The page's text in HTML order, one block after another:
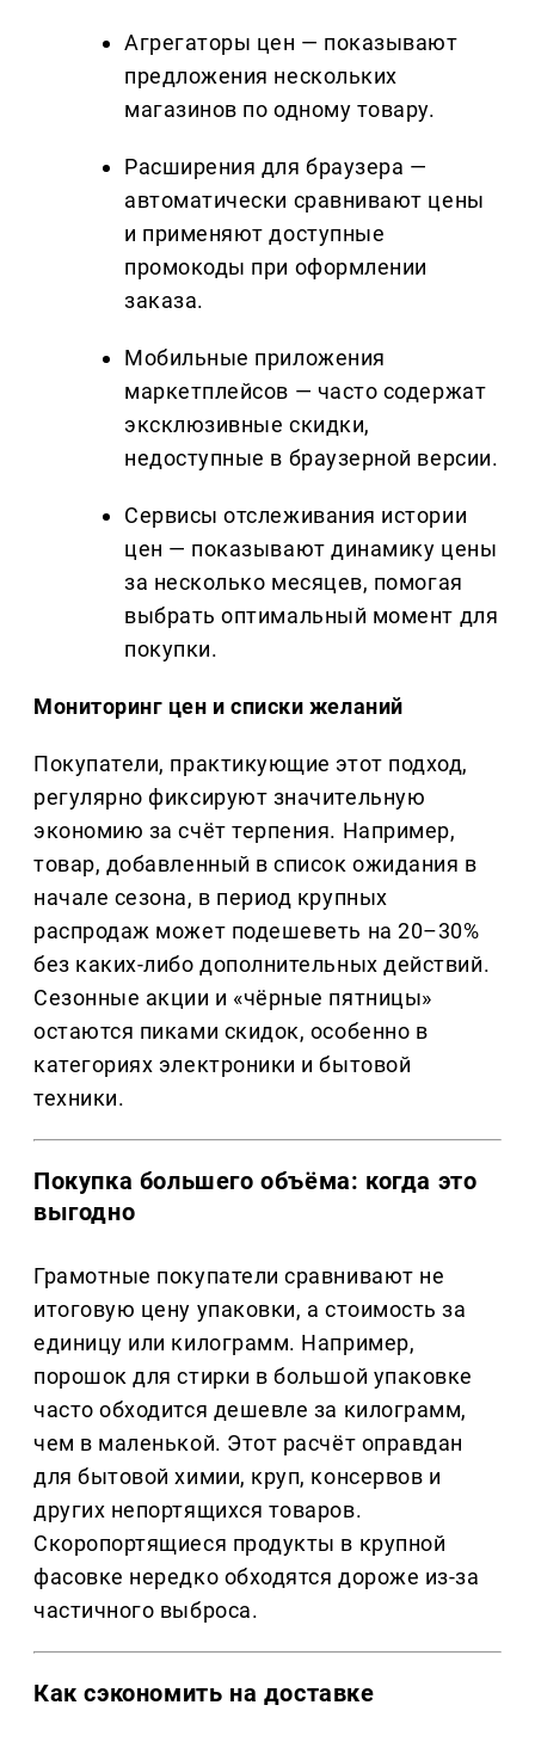
Агрегаторы цен — показывают
предложения нескольких
магазинов по одному товару.
Расширения для браузера —
автоматически сравнивают цены
и применяют доступные
промокоды при оформлении
заказа.
Мобильные приложения
маркетплейсов — часто содержат
эксклюзивные скидки,
недоступные в браузерной версии.
Сервисы отслеживания истории
цен — показывают динамику цены
за несколько месяцев, помогая
выбрать оптимальный момент для
покупки.
Мониторинг цен и списки желаний
Покупатели, практикующие этот подход,
регулярно фиксируют значительную
экономию за счёт терпения. Например,
товар, добавленный в список ожидания в
начале сезона, в период крупных
распродаж может подешеветь на 20–30%
без каких-либо дополнительных действий.
Сезонные акции и «чёрные пятницы»
остаются пиками скидок, особенно в
категориях электроники и бытовой
техники.
Покупка большего объёма: когда это
выгодно
Грамотные покупатели сравнивают не
итоговую цену упаковки, а стоимость за
единицу или килограмм. Например,
порошок для стирки в большой упаковке
часто обходится дешевле за килограмм,
чем в маленькой. Этот расчёт оправдан
для бытовой химии, круп, консервов и
других непортящихся товаров.
Скоропортящиеся продукты в крупной
фасовке нередко обходятся дороже из-за
частичного выброса.
Как сэкономить на доставке